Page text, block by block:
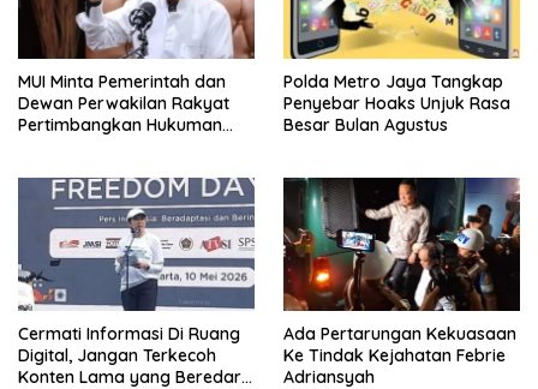
MUI Minta Pemerintah dan
Dewan Perwakilan Rakyat
Pertimbangkan Hukuman
Polda Metro Jaya Tangkap
Penyebar Hoaks Unjuk Rasa
Besar Bulan Agustus
Cermati Informasi Di Ruang
Digital, Jangan Terkecoh
Konten Lama yang Beredar
Ada Pertarungan Kekuasaan
Ke Tindak Kejahatan Febrie
Adriansyah